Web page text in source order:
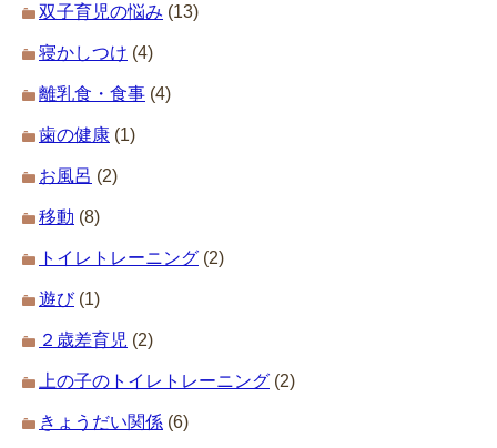
双子育児の悩み (13)
寝かしつけ (4)
離乳食・食事 (4)
歯の健康 (1)
お風呂 (2)
移動 (8)
トイレトレーニング (2)
遊び(1)
２歳差育児 (2)
上の子のトイレトレーニング (2)
きょうだい関係 (6)